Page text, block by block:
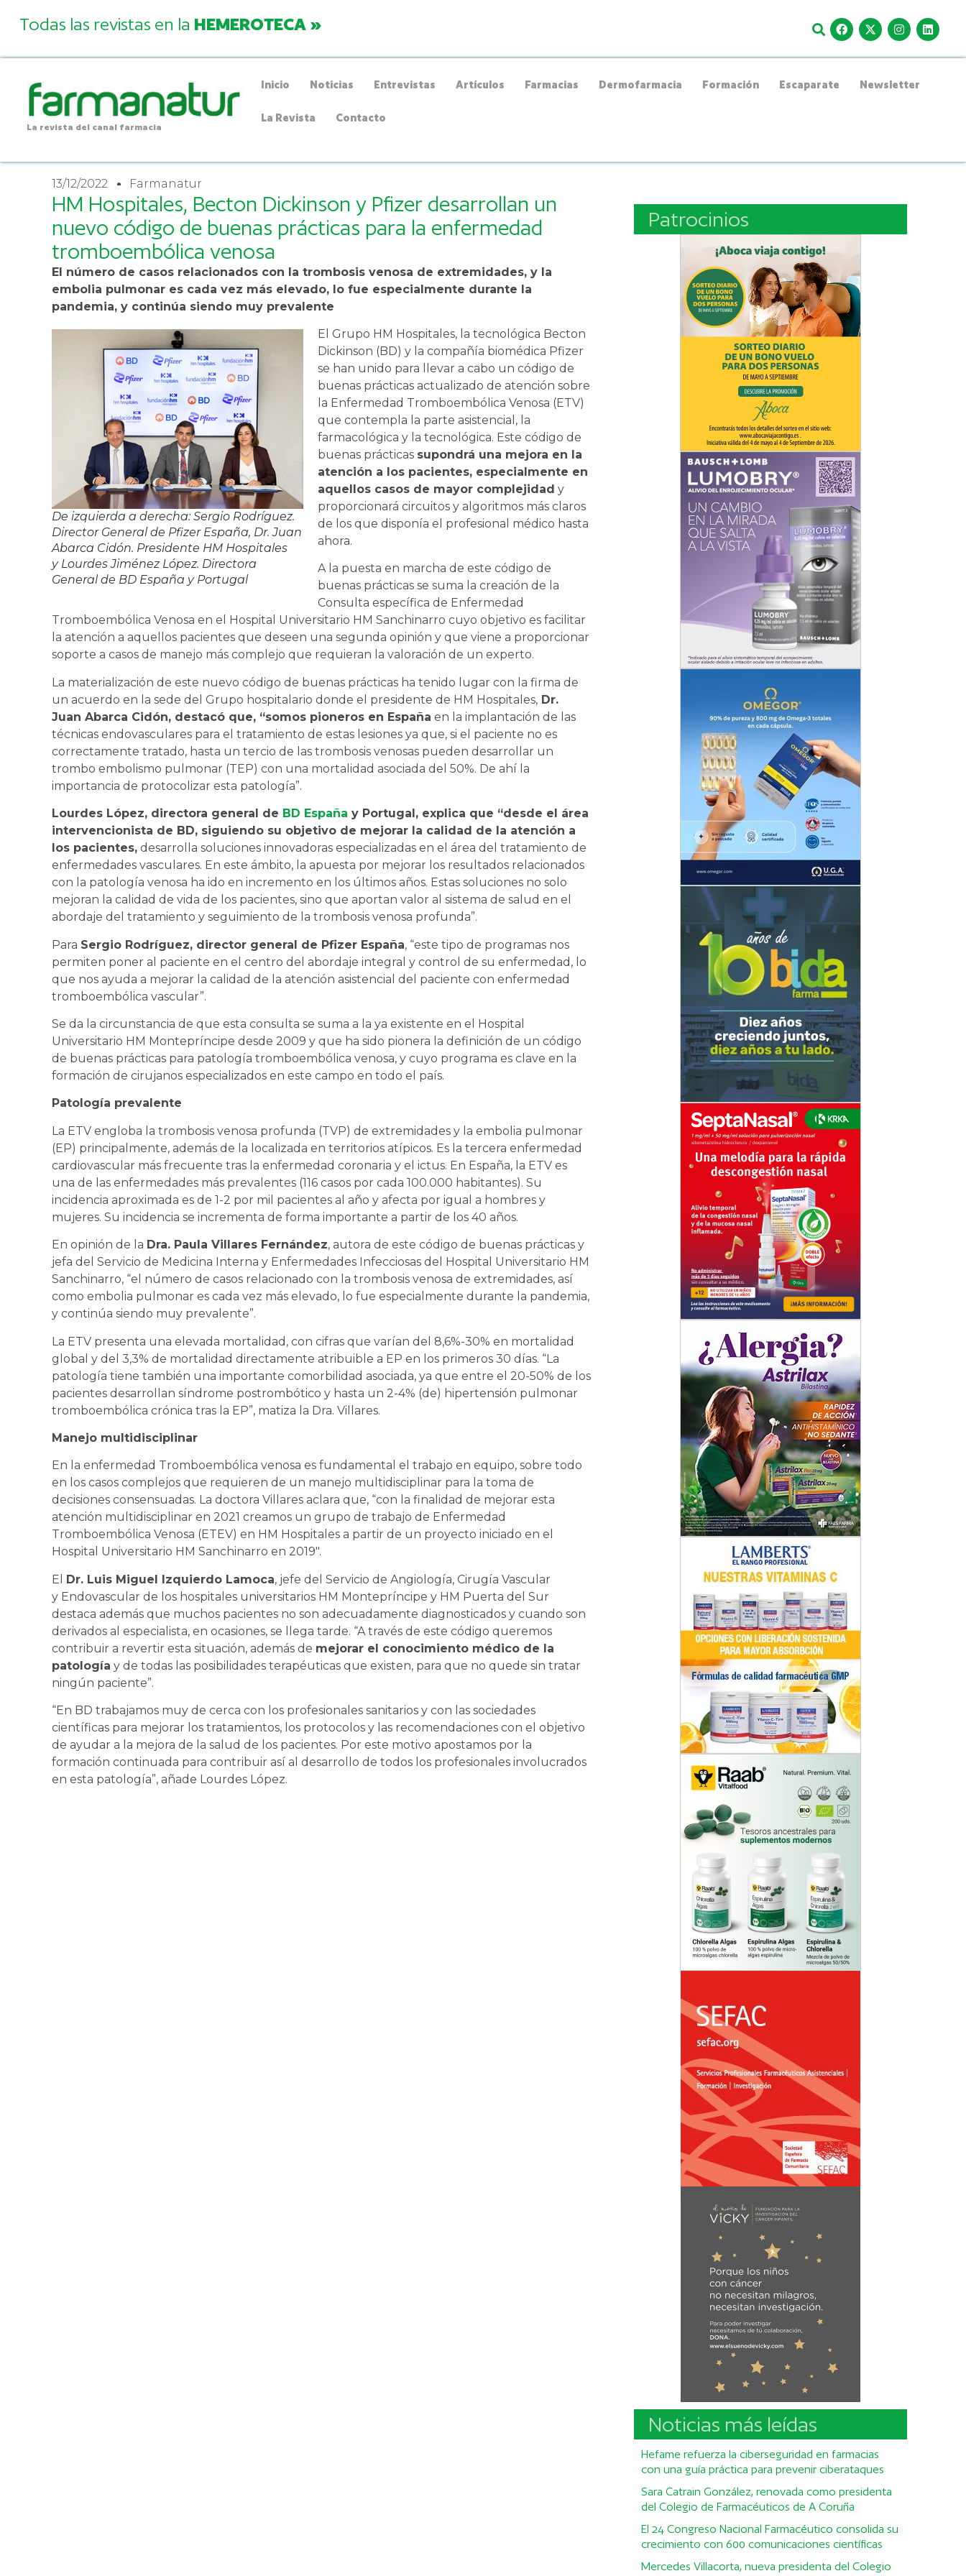
Todas las revistas en la HEMEROTECA »
La revista del canal farmacia
Inicio Noticias Entrevistas Artículos Farmacias Dermofarmacia Formación Escaparate Newsletter
La Revista Contacto
13/12/2022 Farmanatur
HM Hospitales, Becton Dickinson y Pfizer desarrollan un
nuevo código de buenas prácticas para la enfermedad
tromboembólica venosa
El número de casos relacionados con la trombosis venosa de extremidades, y la
embolia pulmonar es cada vez más elevado, lo fue especialmente durante la
pandemia, y continúa siendo muy prevalente
De izquierda a derecha: Sergio Rodríguez.
Director General de Pfizer España, Dr. Juan
Abarca Cidón. Presidente HM Hospitales
y Lourdes Jiménez López. Directora
General de BD España y Portugal
El Grupo HM Hospitales, la tecnológica Becton
Dickinson (BD) y la compañía biomédica Pfizer
se han unido para llevar a cabo un código de
buenas prácticas actualizado de atención sobre
la Enfermedad Tromboembólica Venosa (ETV)
que contempla la parte asistencial, la
farmacológica y la tecnológica. Este código de
buenas prácticas supondrá una mejora en la
atención a los pacientes, especialmente en
aquellos casos de mayor complejidad y
proporcionará circuitos y algoritmos más claros
de los que disponía el profesional médico hasta
ahora.
A la puesta en marcha de este código de
buenas prácticas se suma la creación de la
Consulta específica de Enfermedad
Tromboembólica Venosa en el Hospital Universitario HM Sanchinarro cuyo objetivo es facilitar
la atención a aquellos pacientes que deseen una segunda opinión y que viene a proporcionar
soporte a casos de manejo más complejo que requieran la valoración de un experto.
La materialización de este nuevo código de buenas prácticas ha tenido lugar con la firma de
un acuerdo en la sede del Grupo hospitalario donde el presidente de HM Hospitales, Dr.
Juan Abarca Cidón, destacó que, “somos pioneros en España en la implantación de las
técnicas endovasculares para el tratamiento de estas lesiones ya que, si el paciente no es
correctamente tratado, hasta un tercio de las trombosis venosas pueden desarrollar un
trombo embolismo pulmonar (TEP) con una mortalidad asociada del 50%. De ahí la
importancia de protocolizar esta patología”.
Lourdes López, directora general de BD España y Portugal, explica que “desde el área
intervencionista de BD, siguiendo su objetivo de mejorar la calidad de la atención a
los pacientes, desarrolla soluciones innovadoras especializadas en el área del tratamiento de
enfermedades vasculares. En este ámbito, la apuesta por mejorar los resultados relacionados
con la patología venosa ha ido en incremento en los últimos años. Estas soluciones no solo
mejoran la calidad de vida de los pacientes, sino que aportan valor al sistema de salud en el
abordaje del tratamiento y seguimiento de la trombosis venosa profunda”.
Para Sergio Rodríguez, director general de Pfizer España, “este tipo de programas nos
permiten poner al paciente en el centro del abordaje integral y control de su enfermedad, lo
que nos ayuda a mejorar la calidad de la atención asistencial del paciente con enfermedad
tromboembólica vascular”.
Se da la circunstancia de que esta consulta se suma a la ya existente en el Hospital
Universitario HM Montepríncipe desde 2009 y que ha sido pionera la definición de un código
de buenas prácticas para patología tromboembólica venosa, y cuyo programa es clave en la
formación de cirujanos especializados en este campo en todo el país.
Patología prevalente
La ETV engloba la trombosis venosa profunda (TVP) de extremidades y la embolia pulmonar
(EP) principalmente, además de la localizada en territorios atípicos. Es la tercera enfermedad
cardiovascular más frecuente tras la enfermedad coronaria y el ictus. En España, la ETV es
una de las enfermedades más prevalentes (116 casos por cada 100.000 habitantes). Su
incidencia aproximada es de 1-2 por mil pacientes al año y afecta por igual a hombres y
mujeres. Su incidencia se incrementa de forma importante a partir de los 40 años.
En opinión de la Dra. Paula Villares Fernández, autora de este código de buenas prácticas y
jefa del Servicio de Medicina Interna y Enfermedades Infecciosas del Hospital Universitario HM
Sanchinarro, “el número de casos relacionado con la trombosis venosa de extremidades, así
como embolia pulmonar es cada vez más elevado, lo fue especialmente durante la pandemia,
y continúa siendo muy prevalente”.
La ETV presenta una elevada mortalidad, con cifras que varían del 8,6%-30% en mortalidad
global y del 3,3% de mortalidad directamente atribuible a EP en los primeros 30 días. “La
patología tiene también una importante comorbilidad asociada, ya que entre el 20-50% de los
pacientes desarrollan síndrome postrombótico y hasta un 2-4% (de) hipertensión pulmonar
tromboembólica crónica tras la EP”, matiza la Dra. Villares.
Manejo multidisciplinar
En la enfermedad Tromboembólica venosa es fundamental el trabajo en equipo, sobre todo
en los casos complejos que requieren de un manejo multidisciplinar para la toma de
decisiones consensuadas. La doctora Villares aclara que, “con la finalidad de mejorar esta
atención multidisciplinar en 2021 creamos un grupo de trabajo de Enfermedad
Tromboembólica Venosa (ETEV) en HM Hospitales a partir de un proyecto iniciado en el
Hospital Universitario HM Sanchinarro en 2019″.
El Dr. Luis Miguel Izquierdo Lamoca, jefe del Servicio de Angiología, Cirugía Vascular
y Endovascular de los hospitales universitarios HM Montepríncipe y HM Puerta del Sur
destaca además que muchos pacientes no son adecuadamente diagnosticados y cuando son
derivados al especialista, en ocasiones, se llega tarde. “A través de este código queremos
contribuir a revertir esta situación, además de mejorar el conocimiento médico de la
patología y de todas las posibilidades terapéuticas que existen, para que no quede sin tratar
ningún paciente”.
“En BD trabajamos muy de cerca con los profesionales sanitarios y con las sociedades
científicas para mejorar los tratamientos, los protocolos y las recomendaciones con el objetivo
de ayudar a la mejora de la salud de los pacientes. Por este motivo apostamos por la
formación continuada para contribuir así al desarrollo de todos los profesionales involucrados
en esta patología”, añade Lourdes López.
Patrocinios
Noticias más leídas
Hefame refuerza la ciberseguridad en farmacias
con una guía práctica para prevenir ciberataques
Sara Catrain González, renovada como presidenta
del Colegio de Farmacéuticos de A Coruña
El 24 Congreso Nacional Farmacéutico consolida su
crecimiento con 600 comunicaciones científicas
Mercedes Villacorta, nueva presidenta del Colegio